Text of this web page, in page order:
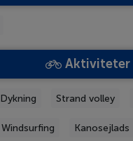
Aktiviteter
Dykning Strand volley
Windsurfing Kanosejlads